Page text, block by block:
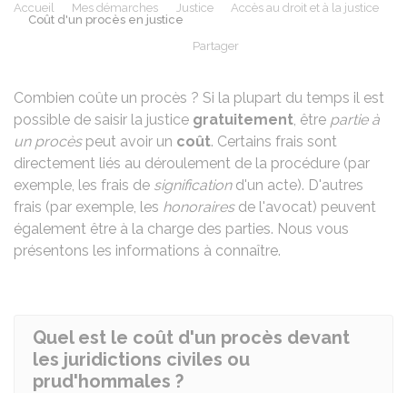
Accueil Mes démarches Justice
Accès au droit et à la justice
Coût d'un procès en justice
Partager
Combien coûte un procès ? Si la plupart du temps il est
possible de saisir la justice gratuitement, être partie à
un procèspeut avoir un coût. Certains frais sont
directement liés au déroulement de la procédure (par
exemple, les frais de significationd'un acte). D'autres
frais (par exemple, les honorairesde l'avocat) peuvent
également être à la charge des parties. Nous vous
présentons les informations à connaître.
Quel est le coût d'un procès devant
les juridictions civiles ou
prud'hommales ?